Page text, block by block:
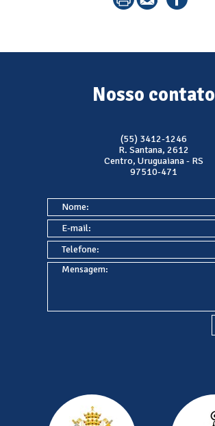
Nosso contato
(55) 3412-1246
R. Santana, 2612
Centro, Uruguaiana - RS
97510-471